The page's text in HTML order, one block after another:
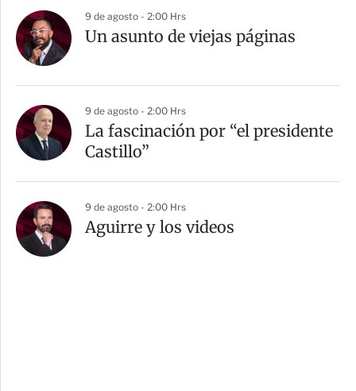
9 de agosto - 2:00 Hrs
Un asunto de viejas páginas
9 de agosto - 2:00 Hrs
La fascinación por “el presidente
Castillo”
9 de agosto - 2:00 Hrs
Aguirre y los videos